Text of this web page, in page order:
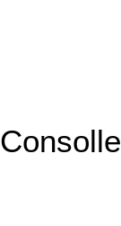
Consolle